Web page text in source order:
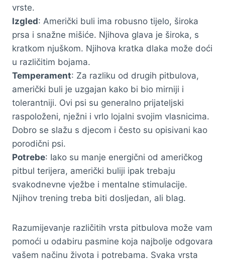
vrste.
Izgled: Američki buli ima robusno tijelo, široka
prsa i snažne mišiće. Njihova glava je široka, s
kratkom njuškom. Njihova kratka dlaka može doći
u različitim bojama.
Temperament: Za razliku od drugih pitbulova,
američki buli je uzgajan kako bi bio mirniji i
tolerantniji. Ovi psi su generalno prijateljski
raspoloženi, nježni i vrlo lojalni svojim vlasnicima.
Dobro se slažu s djecom i često su opisivani kao
porodični psi.
Potrebe: Iako su manje energični od američkog
pitbul terijera, američki buliji ipak trebaju
svakodnevne vježbe i mentalne stimulacije.
Njihov trening treba biti dosljedan, ali blag.
Razumijevanje različitih vrsta pitbulova može vam
pomoći u odabiru pasmine koja najbolje odgovara
vašem načinu života i potrebama. Svaka vrsta